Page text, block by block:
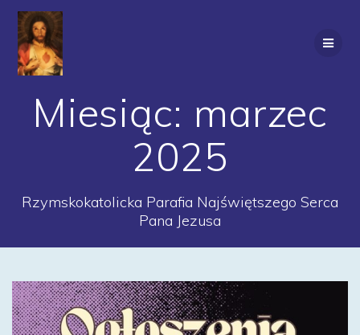
Miesiąc: marzec
2025
Rzymskokatolicka Parafia Najświętszego Serca
Pana Jezusa